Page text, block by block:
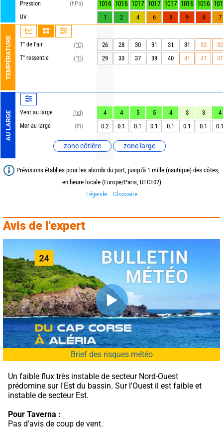
Pression
(hPa)
UV
TEMPÉRATURE T° de l'air
(°C)
T° ressentie
(°C)
AU LARGE Vent au large
(nd)
Mer au large
(m)
zone côtière zone large
1016 1016 1017 1017 1017 1016 1016
1 2 4 6 8 9 8 7
26 28 30 31 31 31 32
32
29
33 37 39 40 41 41 41
4 4 5 5 4 3 3
4
0.2
0.1 0.1 0.1 0.1 0.1 0.1 0.1
Prévisions établies pour les abords du port, jusqu'à 1 mille (nautique) des côtes,
en heure locale (Europe/Paris, UTC+02)
Légende
Glossaire
Avis de l'expert
Brief des risques météo
Un faible flux très instable de secteur Nord-Ouest
prédomine sur l'Est du bassin. Sur l'Ouest il est faible et
instable de secteur Est.
Pour Taverna :
Pas d'avis de coup de vent.